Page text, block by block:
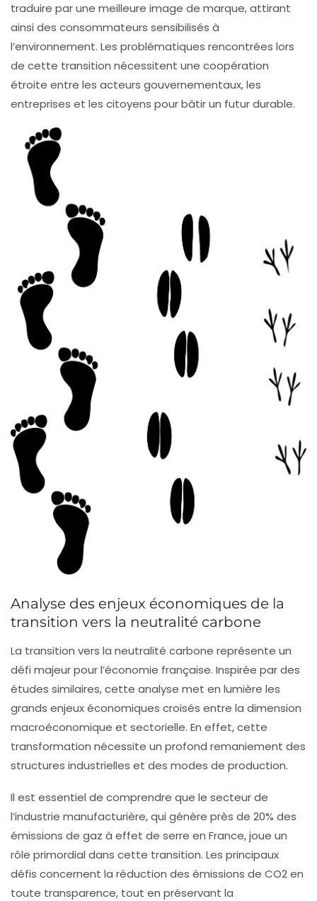
traduire par une meilleure image de marque, attirant
ainsi des consommateurs sensibilisés à
l’environnement. Les problématiques rencontrées lors
de cette transition nécessitent une coopération
étroite entre les acteurs gouvernementaux, les
entreprises et les citoyens pour bâtir un futur durable.
Analyse des enjeux économiques de la
transition vers la neutralité carbone
La transition vers la neutralité carbone représente un
défi majeur pour l’économie française. Inspirée par des
études similaires, cette analyse met en lumière les
grands enjeux économiques croisés entre la dimension
macroéconomique et sectorielle. En effet, cette
transformation nécessite un profond remaniement des
structures industrielles et des modes de production.
Il est essentiel de comprendre que le secteur de
l’industrie manufacturière, qui génère près de 20% des
émissions de gaz à effet de serre en France, joue un
rôle primordial dans cette transition. Les principaux
défis concernent la réduction des émissions de CO2en
toute transparence, tout en préservant la